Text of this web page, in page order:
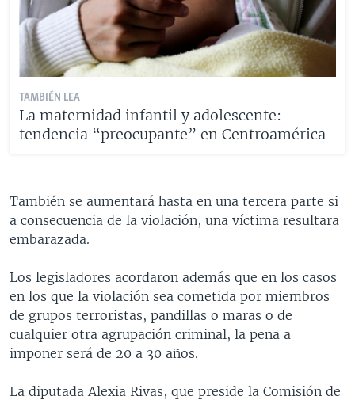
TAMBIÉN LEA
La maternidad infantil y adolescente:
tendencia “preocupante” en Centroamérica
También se aumentará hasta en una tercera parte si
a consecuencia de la violación, una víctima resultara
embarazada.
Los legisladores acordaron además que en los casos
en los que la violación sea cometida por miembros
de grupos terroristas, pandillas o maras o de
cualquier otra agrupación criminal, la pena a
imponer será de 20 a 30 años.
La diputada Alexia Rivas, que preside la Comisión de